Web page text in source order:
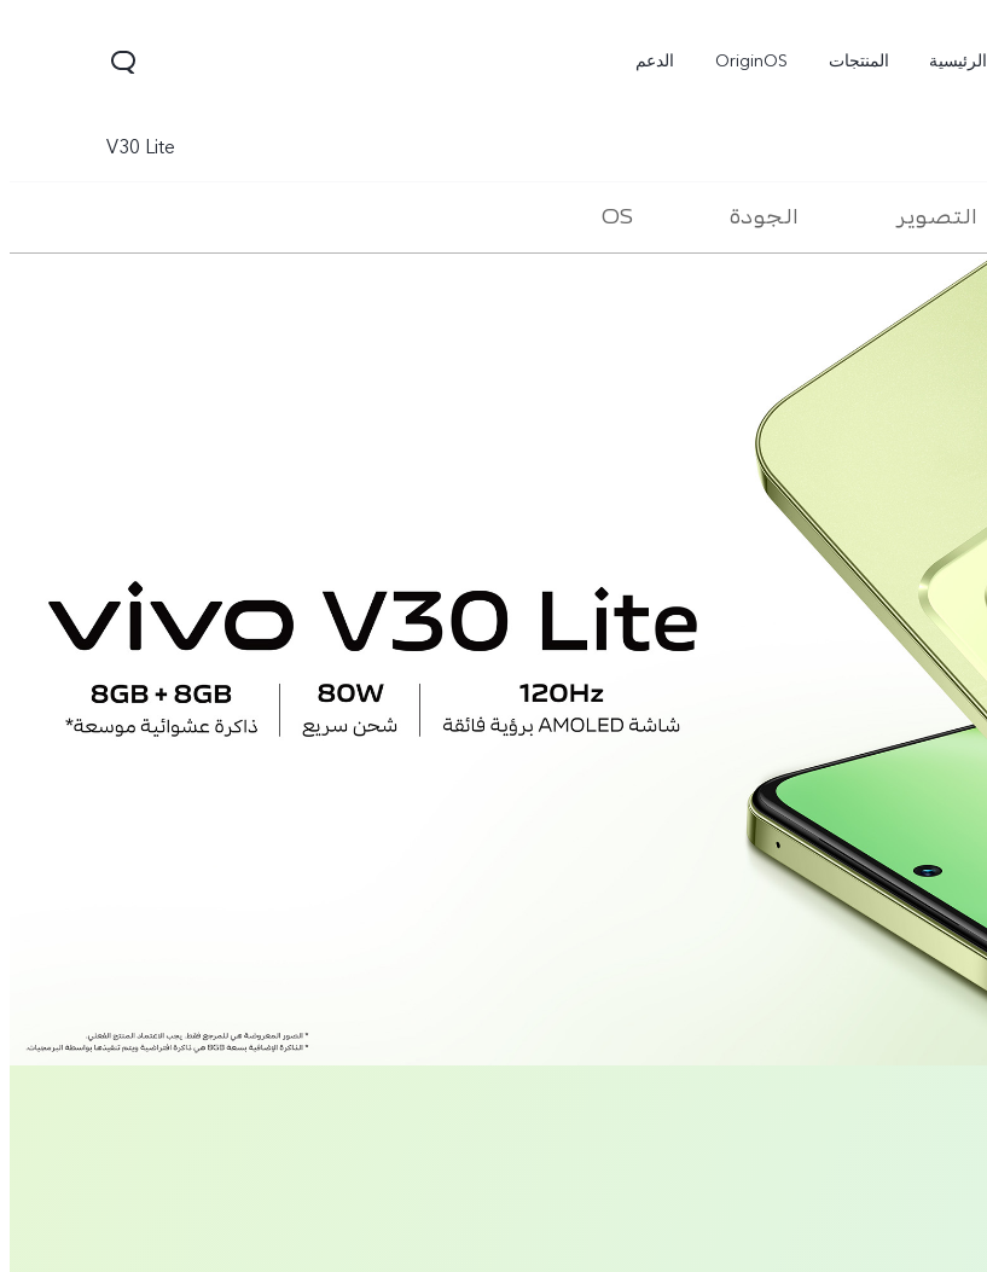
الرئيسية المنتجات OriginOS الدعم
V30 Lite
التصوير الجودة OS